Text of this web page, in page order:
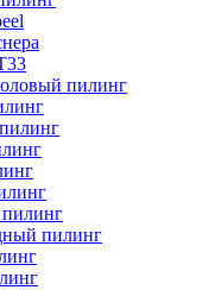
пилинг
пилинг